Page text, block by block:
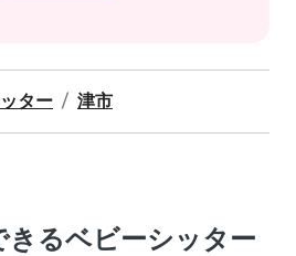
ター 津市
きるベビーシッター